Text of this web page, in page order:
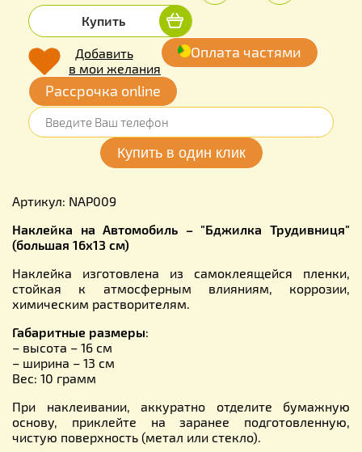
Купить
Добавить
в мои желания
Оплата частями
Рассрочка online
Артикул: NAP009
Наклейка на Автомобиль – "Бджилка Трудивниця"
(большая 16х13 см)
Наклейка изготовлена из самоклеящейся пленки,
стойкая к атмосферным влияниям, коррозии,
химическим растворителям.
Габаритные размеры:
– высота – 16 см
– ширина – 13 см
Вес: 10 грамм
При наклеивании, аккуратно отделите бумажную
основу, приклейте на заранее подготовленную,
чистую поверхность (метал или стекло).